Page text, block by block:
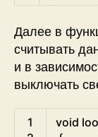
Далее в
считывать
и в
выключать
1
void